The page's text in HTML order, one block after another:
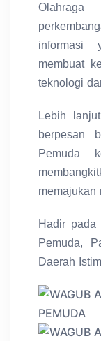
informasi
membuat
teknologi
Lebih
berpesan
Pemuda
memajukan
Hadir pada
Pemuda,
Daerah